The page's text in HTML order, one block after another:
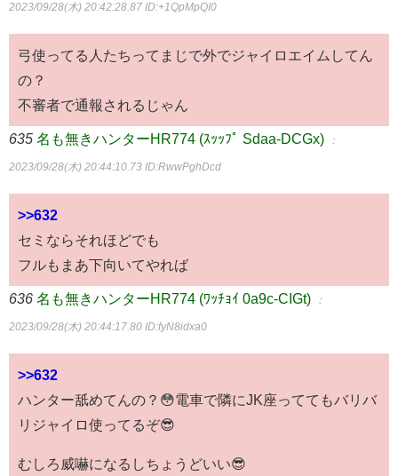
2023/09/28(木) 20:42:28.87 ID:+1QpMpQI0
弓使ってる人たちってまじで外でジャイロエイムしてん
の？
不審者で通報されるじゃん
635 名も無きハンターHR774 (ｽｯｯﾌﾟ Sdaa-DCGx) ：
2023/09/28(木) 20:44:10.73 ID:RwwPghDcd
>>632
セミならそれほどでも
フルもまあ下向いてやれば
636 名も無きハンターHR774 (ﾜｯﾁｮｲ 0a9c-CIGt) ：
2023/09/28(木) 20:44:17.80 ID:fyN8idxa0
>>632
ハンター舐めてんの？😳電車で隣にJK座っててもバリバ
リジャイロ使ってるぞ😎
むしろ威嚇になるしちょうどいい😎